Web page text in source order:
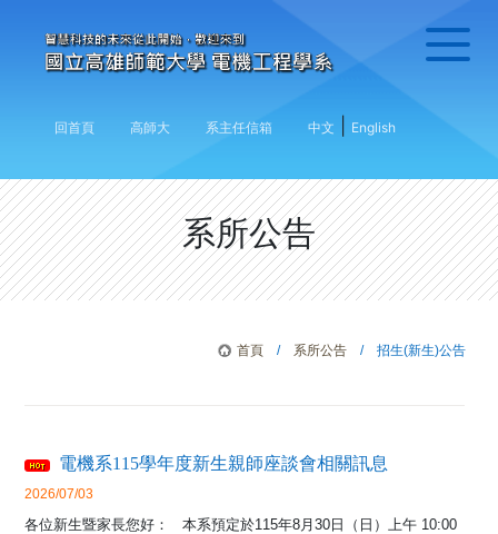
回首頁 高師大 系主任信箱 中文 English
系所公告
首頁 / 系所公告 / 招生(新生)公告
電機系115學年度新生親師座談會相關訊息
2026/07/03
各位新生暨家長您好： 本系預定於115年8月30日（日）上午 10:00